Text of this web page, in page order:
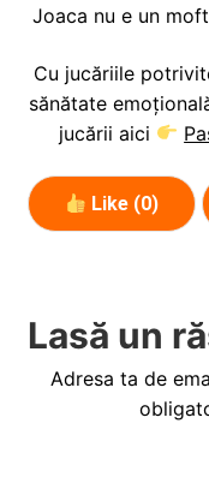
Joaca nu e un
Cu jucăriile
sănătate
jucării aici
Like (0)
Lasă un
Adresa ta de